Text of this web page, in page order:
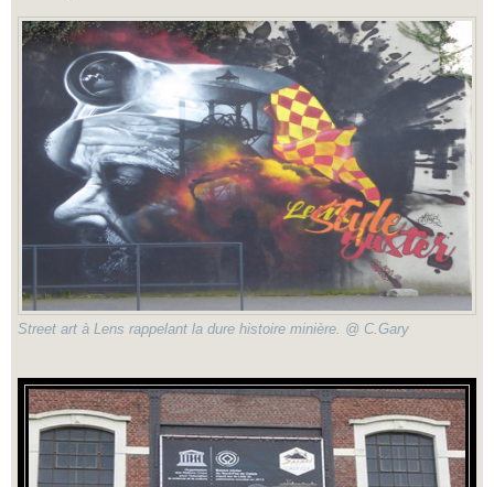
Street art à Lens rappelant la dure histoire minière. @ C.Gary